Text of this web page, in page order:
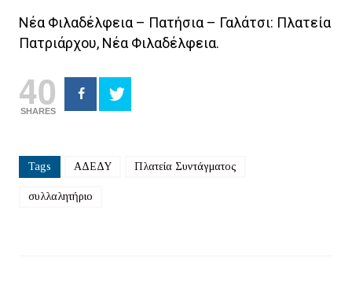
Νέα Φιλαδέλφεια – Πατήσια – Γαλάτσι: Πλατεία
Πατριάρχου, Νέα Φιλαδέλφεια.
40
SHARES
Tags ΑΔΕΔΥ Πλατεία Συντάγματος
συλλαλητήριο